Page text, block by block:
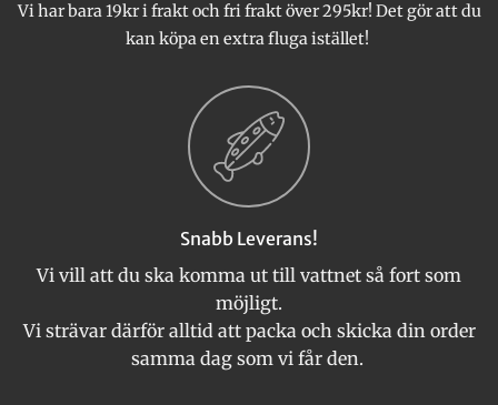
Vi har bara 19kr i frakt och fri frakt över 295kr! Det gör att du
kan köpa en extra fluga istället!
Snabb Leverans!
Vi vill att du ska komma ut till vattnet så fort som
möjligt.
Vi strävar därför alltid att packa och skicka din order
samma dag som vi får den.